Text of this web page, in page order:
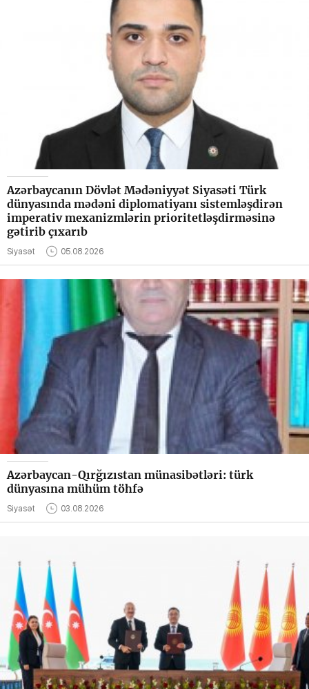
Azərbaycanın Dövlət Mədəniyyət Siyasəti Türk
dünyasında mədəni diplomatiyanı sistemləşdirən
imperativ mexanizmlərin prioritetləşdirməsinə
gətirib çıxarıb
Siyasət 05.08.2026
Azərbaycan-Qırğızıstan münasibətləri: türk
dünyasına mühüm töhfə
Siyasət 03.08.2026